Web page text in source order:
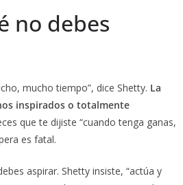
no debes
mucho tiempo”, dice Shetty. La
inspirados o totalmente
que te dijiste “cuando tenga ganas,
es fatal.
aspirar. Shetty insiste, “actúa y